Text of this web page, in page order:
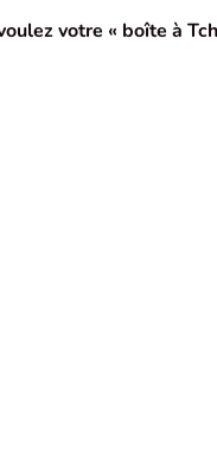
votre « boîte à